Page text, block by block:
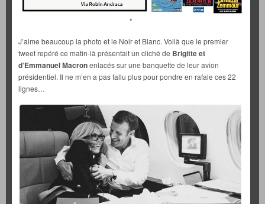
*
J’aime beaucoup la photo et le Noir et Blanc. Voilà que le premier
tweet repéré ce matin-là présentait un cliché de Brigitte et
d’Emmanuel Macronenlacés sur une banquette de leur avion
présidentiel. Il ne m’en a pas fallu plus pour pondre en rafale ces 22
lignes…